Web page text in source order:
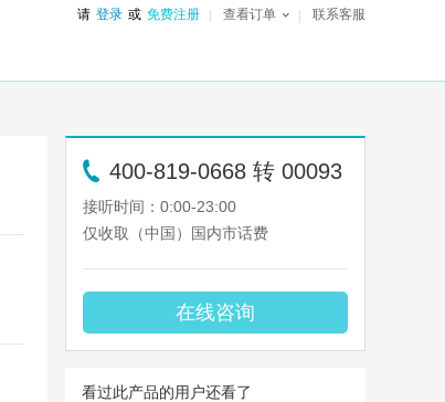
请 登录 或 免费注册 查看订单 联系客服
400-819-0668 转 00093
接听时间：0:00-23:00
仅收取（中国）国内市话费
在线咨询
看过此产品的用户还看了